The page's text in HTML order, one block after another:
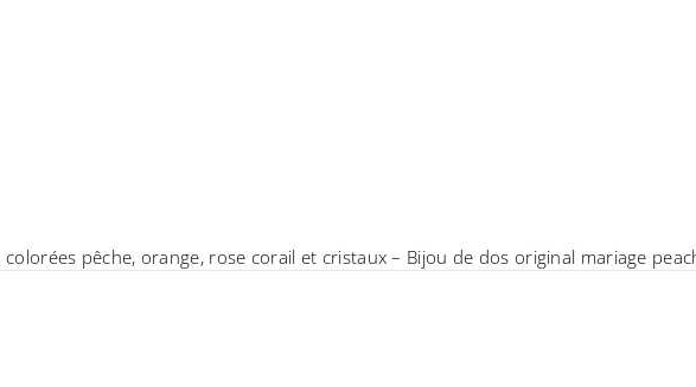
pêche, orange, rose corail et cristaux – Bijou de dos original mariage